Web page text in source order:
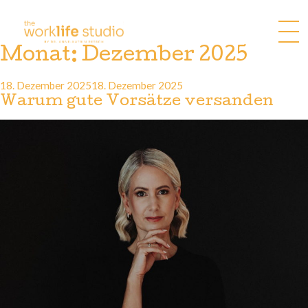
springen
Monat: Dezember 2025
Veröffentlicht
am
18. Dezember 202518. Dezember 2025
Warum gute Vorsätze versanden